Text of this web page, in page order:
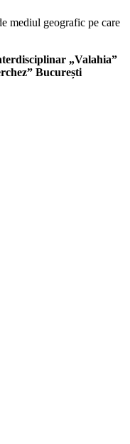
mediul geografic pe care
„Valahia”
București